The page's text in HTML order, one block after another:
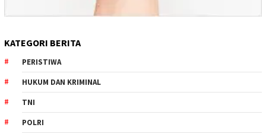
KATEGORI BERITA
PERISTIWA
HUKUM DAN KRIMINAL
TNI
POLRI